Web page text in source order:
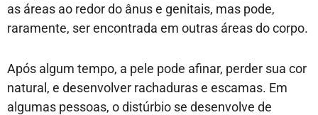
as áreas ao redor do ânus e genitais, mas pode,
raramente, ser encontrada em outras áreas do corpo.
Após algum tempo, a pele pode afinar, perder sua cor
natural, e desenvolver rachaduras e escamas. Em
algumas pessoas, o distúrbio se desenvolve de